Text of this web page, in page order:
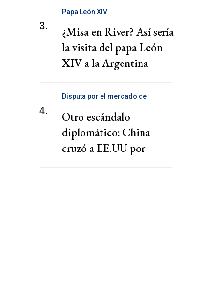
3.
Papa León XIV
¿Misa en River? Así sería
la visita del papa León
XIV a la Argentina
4.
Disputa por el mercado de
Otro escándalo
diplomático: China
cruzó a EE.UU por